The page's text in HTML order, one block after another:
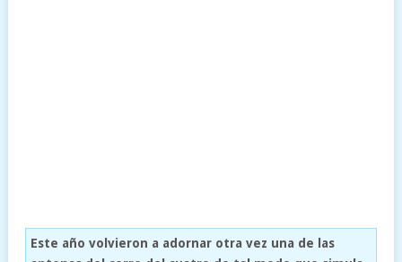
Este año volvieron a adornar otra vez una de las